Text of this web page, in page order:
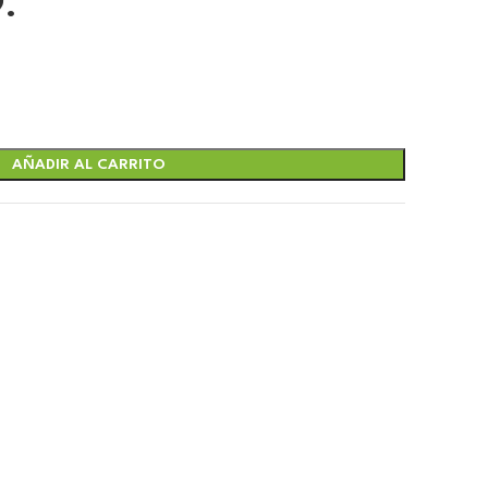
AÑADIR AL CARRITO